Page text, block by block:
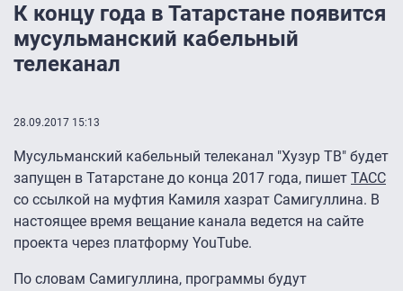
К концу года в Татарстане появится
мусульманский кабельный
телеканал
28.09.2017 15:13
Мусульманский кабельный телеканал "Хузур ТВ" будет
запущен в Татарстане до конца 2017 года, пишет ТАСС
со ссылкой на муфтия Камиля хазрат Самигуллина. В
настоящее время вещание канала ведется на сайте
проекта через платформу YouTube.
По словам Самигуллина, программы будут